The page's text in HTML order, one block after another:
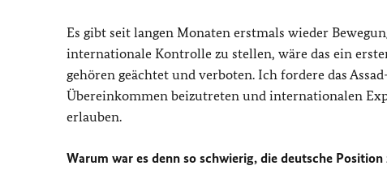
Es gibt seit langen Monaten erstmals wieder
internationale Kontrolle zu stellen, wäre das ein
gehören geächtet und verboten. Ich fordere das
Übereinkommen beizutreten und internationalen
erlauben.
Warum war es denn so schwierig, die deutsche